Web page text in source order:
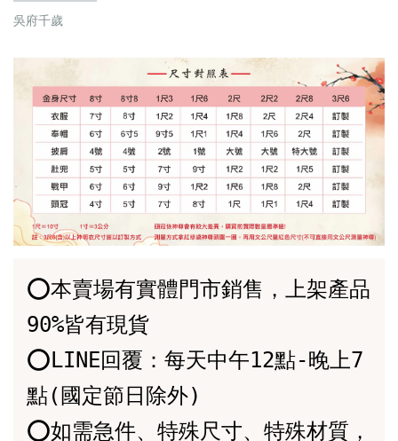
吳府千歲
⭕️本賣場有實體門市銷售，上架產品
90%皆有現貨
⭕️LINE回覆：每天中午12點-晚上7
點(國定節日除外)
⭕️如需急件、特殊尺寸、特殊材質，